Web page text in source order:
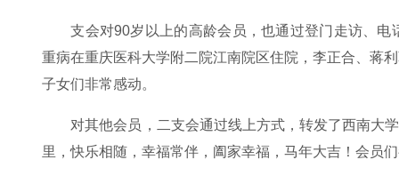
支会对90岁以上的高龄会员，也通过登门走访、
重病在重庆医科大学附二院江南院区住院，李正合、蒋
子女们非常感动。
对其他会员，二支会通过线上方式，转发了西南大
里，快乐相随，幸福常伴，阖家幸福，马年大吉！会员